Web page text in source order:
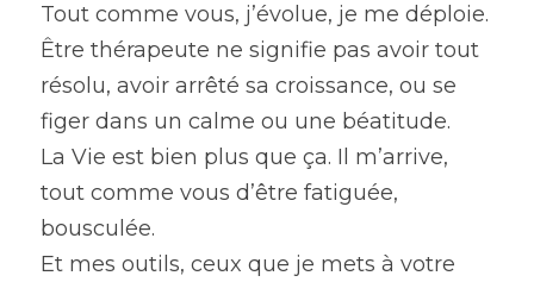
Tout comme vous, j’évolue, je me déploie.
Être thérapeute ne signifie pas avoir tout
résolu, avoir arrêté sa croissance, ou se
figer dans un calme ou une béatitude.
La Vie est bien plus que ça. Il m’arrive,
tout comme vous d’être fatiguée,
bousculée.
Et mes outils, ceux que je mets à votre